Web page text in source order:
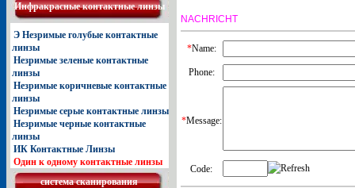
Инфракрасные контактные линзы
Э Незримые голубые контактные
линзы
Незримые зеленые контактные
линзы
Незримые коричневые контактные
линзы
Незримые серые контактные линзы
Незримые черные контактные
линзы
ИК Контактные Линзы
Один к одному контактные линзы
система сканирования
NACHRICHT
*Name:
Phone:
*Message:
Code: